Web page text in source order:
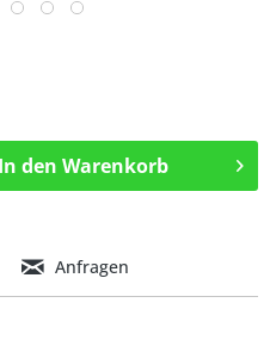
In den Warenkorb
Anfragen